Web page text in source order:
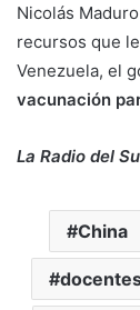
Nicolás
recursos que
Venezuela, el
vacunación
La Radio del
China